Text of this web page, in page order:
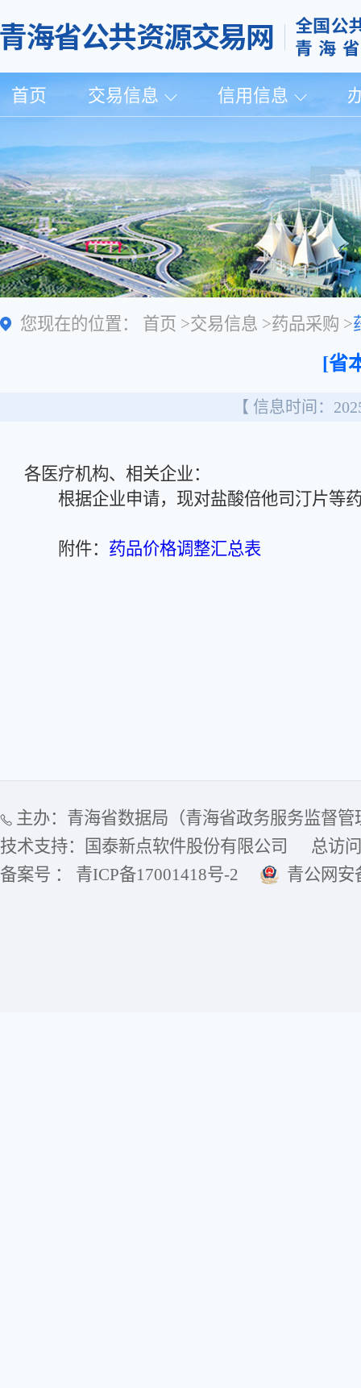
首页 交易信息 信用信息
您现在的位置： 首页 >交易信息 >药品采购 >
[省
【 信息时间：
各医疗机构、相关企业：
根据企业申请，现对盐酸倍他司汀片等药
附件： 药品价格调整汇总表
主办：青海省数据局（青海省政务服务监督管
技术支持：国泰新点软件股份有限公司
总访
备案号 ： 青ICP备17001418号-2
青公网安